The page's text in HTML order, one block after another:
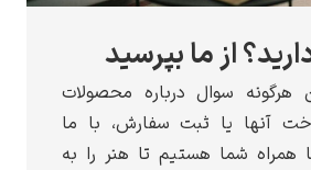
از ما بپرسید
سوال درباره محصولات
آنها یا ثبت سفارش، با ما
شما هستیم تا هنر را به